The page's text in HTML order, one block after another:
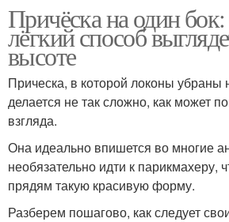
Причёска на один
лёгкий способ
высоте
Прическа, в которой локоны убраны
делается не так сложно, как может
взгляда.
Она идеально впишется во многие
необязательно идти к парикмахеру,
прядям такую красивую форму.
Разберем пошагово, как следует